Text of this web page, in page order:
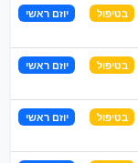
בטיפול יוזם ראשי
בטיפול יוזם ראשי
בטיפול יוזם ראשי